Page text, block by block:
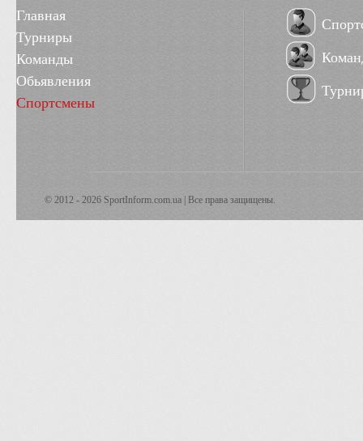
Главная
Турниры
Команды
Обьявления
Спортсмены
© 2012 - 2026 SportInform.com.ua | Все права защищены.